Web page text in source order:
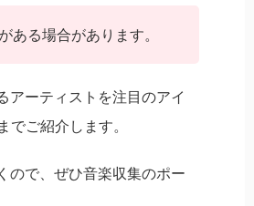
ある場合があります。
アーティストを注目のアイ
ご紹介します。
ので、ぜひ音楽収集のポー